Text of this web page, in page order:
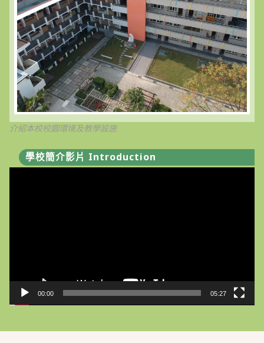
介紹本校校園環境及教學設施
學校簡介影片 Introduction
00:00 05:27